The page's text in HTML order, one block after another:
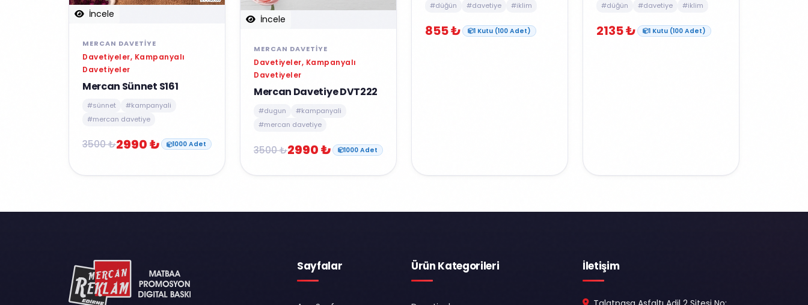
İncele
MERCAN DAVETIYE
Davetiyeler, Kampanyalı
Davetiyeler
Mercan Sünnet S161
#sünnet
#kampanyali
#mercan davetiye
3500 ₺2990 ₺ 1000 Adet
İncele
MERCAN DAVETIYE
Davetiyeler, Kampanyalı
Davetiyeler
Mercan Davetiye DVT222
#dugun
#kampanyali
#mercan davetiye
3500 ₺2990 ₺ 1000 Adet
#düğün #davetiye #iklim
855 ₺ 1 Kutu (100 Adet)
#düğün #davetiye #iklim
2135 ₺ 1 Kutu (100 Adet)
Sayfalar Ürün Kategorileri İletişim